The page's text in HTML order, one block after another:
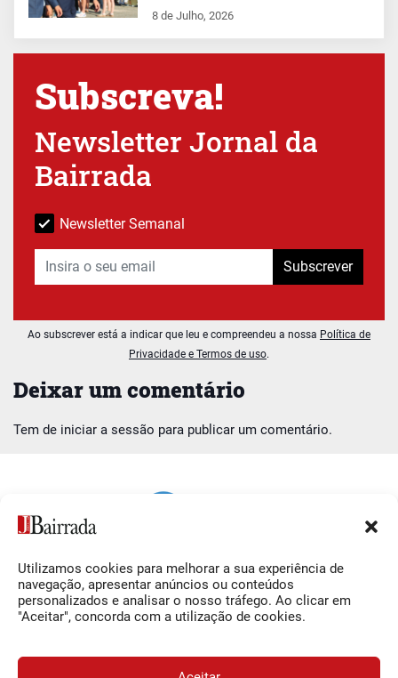
Utilizamos cookies para melhorar a sua experiência de
navegação, apresentar anúncios ou conteúdos
personalizados e analisar o nosso tráfego. Ao clicar em
"Aceitar", concorda com a utilização de cookies.
Deixar um comentário
Tem de iniciar a sessão para publicar um comentário.
8 de Julho, 2026
Subscreva!
Newsletter Jornal da
Bairrada
Newsletter Semanal
Subscrever
Ao subscrever está a indicar que leu e compreendeu a nossa Política de
Privacidade e Termos de uso.
Siga-nos
Facebook
O Jornal da Bairrada
Contactos